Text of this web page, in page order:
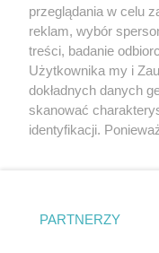
Nie zapomnij
zapoznać się z:
polityką
Twojemiasto
Piekary Śląskie
Chorzów
Tarnowskie Góry
Gliwice
przeglądania w celu
reklam, wybór
treści, badanie
Użytkownika my i
dokładnych danych
skanować
identyfikacji.
prywatności
. Niektóre rodzaje
PARTNERZY